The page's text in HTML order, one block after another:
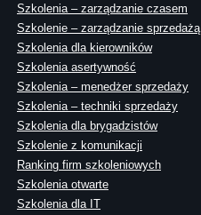
Szkolenia – zarządzanie czasem
Szkolenie – zarządzanie sprzedażą
Szkolenia dla kierowników
Szkolenia asertywność
Szkolenia – menedżer sprzedaży
Szkolenia – techniki sprzedaży
Szkolenia dla brygadzistów
Szkolenie z komunikacji
Ranking firm szkoleniowych
Szkolenia otwarte
Szkolenia dla IT